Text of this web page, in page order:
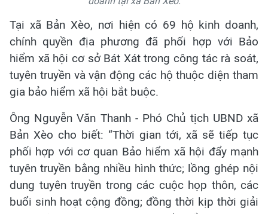
Tại xã Bản Xèo, nơi hiện có 69 hộ kinh doanh,
chính quyền địa phương đã phối hợp với Bảo
hiểm xã hội cơ sở Bát Xát trong công tác rà soát,
tuyên truyền và vận động các hộ thuộc diện tham
gia bảo hiểm xã hội bắt buộc.
Ông Nguyễn Văn Thanh - Phó Chủ tịch UBND xã
Bản Xèo cho biết: “Thời gian tới, xã sẽ tiếp tục
phối hợp với cơ quan Bảo hiểm xã hội đẩy mạnh
tuyên truyền bằng nhiều hình thức; lồng ghép nội
dung tuyên truyền trong các cuộc họp thôn, các
buổi sinh hoạt cộng đồng; đồng thời kịp thời giải